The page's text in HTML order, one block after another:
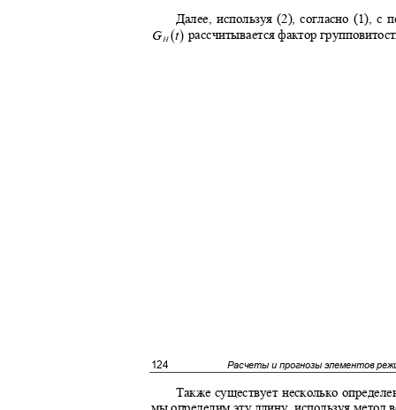
Далее, используя (2), согласно (1),
рассчитывается фактор
G H(t)
124 Расчеты и прогнозы элементов
Также существует несколько